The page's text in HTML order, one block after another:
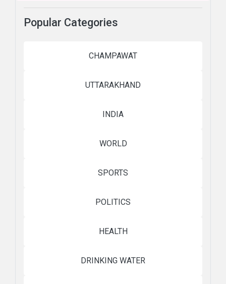
Popular Categories
CHAMPAWAT
UTTARAKHAND
INDIA
WORLD
SPORTS
POLITICS
HEALTH
DRINKING WATER